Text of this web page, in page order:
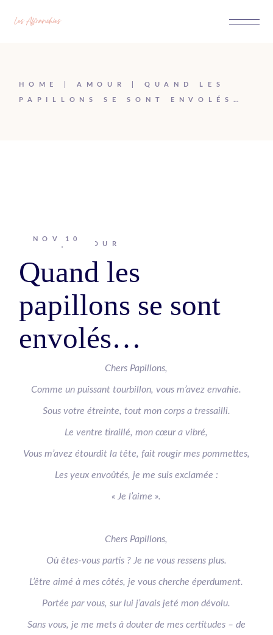
contenu
HOME AMOUR QUAND LES
PAPILLONS SE SONT ENVOLÉS…
NOV 10
Johanna AMOUR
Quand les
papillons se sont
envolés…
Chers Papillons,
Comme un puissant tourbillon, vous m’avez envahie.
Sous votre étreinte, tout mon corps a tressailli.
Le ventre tiraillé, mon cœur a vibré,
Vous m’avez étourdit la tête, fait rougir mes pommettes,
Les yeux envoûtés, je me suis exclamée :
« Je l’aime ».
Chers Papillons,
Où êtes-vous partis ? Je ne vous ressens plus.
L’être aimé à mes côtés, je vous cherche éperdument.
Portée par vous, sur lui j’avais jeté mon dévolu.
Sans vous, je me mets à douter de mes certitudes – de